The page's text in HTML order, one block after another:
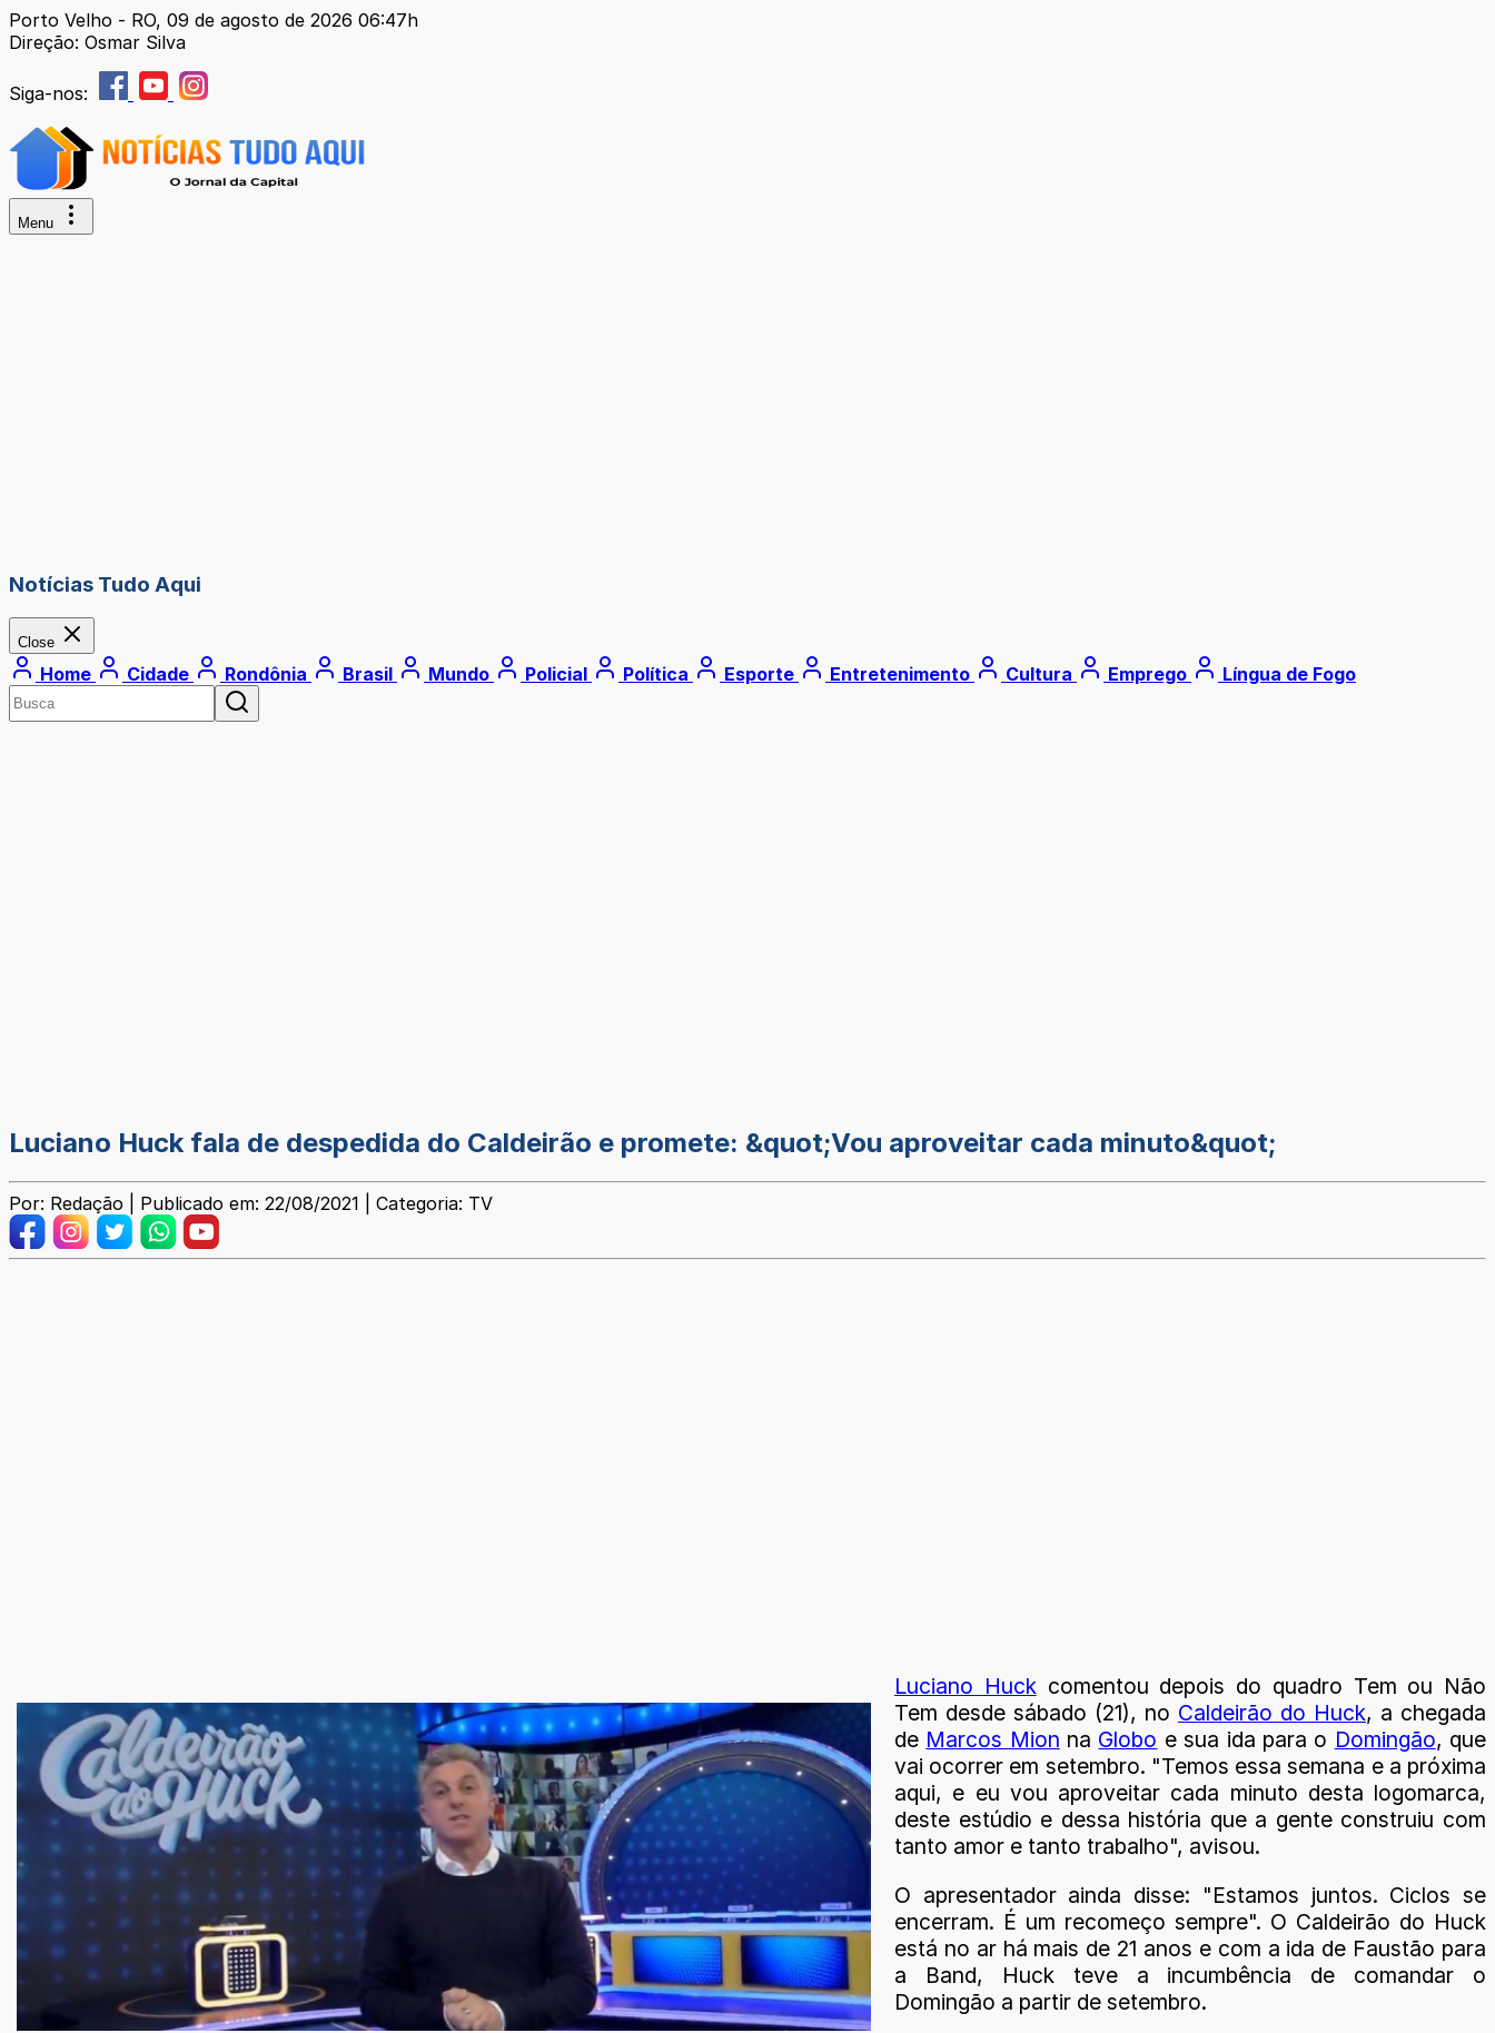
Porto Velho - RO, 09 de agosto de 2026 06:47h
Direção: Osmar Silva
Siga-nos:
Menu
Notícias Tudo Aqui
Close
Home Cidade Rondônia Brasil Mundo Policial Política Esporte Entretenimento Cultura Emprego Língua de Fogo
Luciano Huck fala de despedida do Caldeirão e promete: &quot;Vou aproveitar cada minuto&quot;
Por: Redação | Publicado em: 22/08/2021 | Categoria: TV
Luciano Huckcomentou depois do quadro Tem ou Não
Tem desde sábado (21), no Caldeirão do Huck, a chegada
de Marcos Mion na Globo e sua ida para o Domingão, que
vai ocorrer em setembro. "Temos essa semana e a próxima
aqui, e eu vou aproveitar cada minuto desta logomarca,
deste estúdio e dessa história que a gente construiu com
tanto amor e tanto trabalho", avisou.
O apresentador ainda disse: "Estamos juntos. Ciclos se
encerram. É um recomeço sempre". O Caldeirão do Huck
está no ar há mais de 21 anos e com a ida de Faustão para
a Band, Huck teve a incumbência de comandar o
Domingão a partir de setembro.